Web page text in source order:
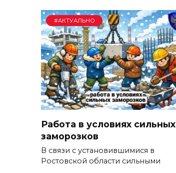
#АКТУАЛЬНО
Работа в условиях сильных
заморозков
В связи с установившимися в
Ростовской области сильными